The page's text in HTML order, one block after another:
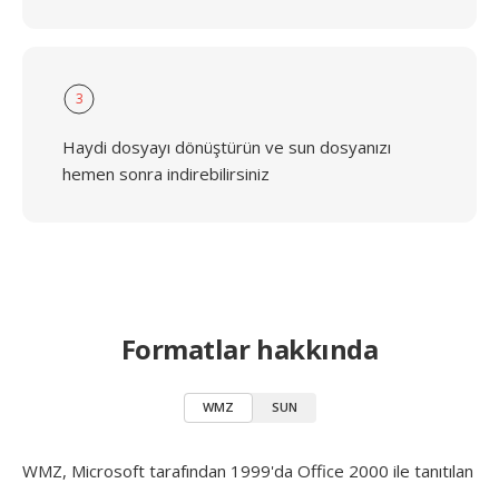
3
Haydi dosyayı dönüştürün ve sun dosyanızı
hemen sonra indirebilirsiniz
Formatlar hakkında
WMZ SUN
WMZ, Microsoft tarafından 1999'da Office 2000 ile tanıtılan